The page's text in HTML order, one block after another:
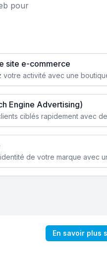
pour
site e-commerce
Engine Advertising)
En savoir plus